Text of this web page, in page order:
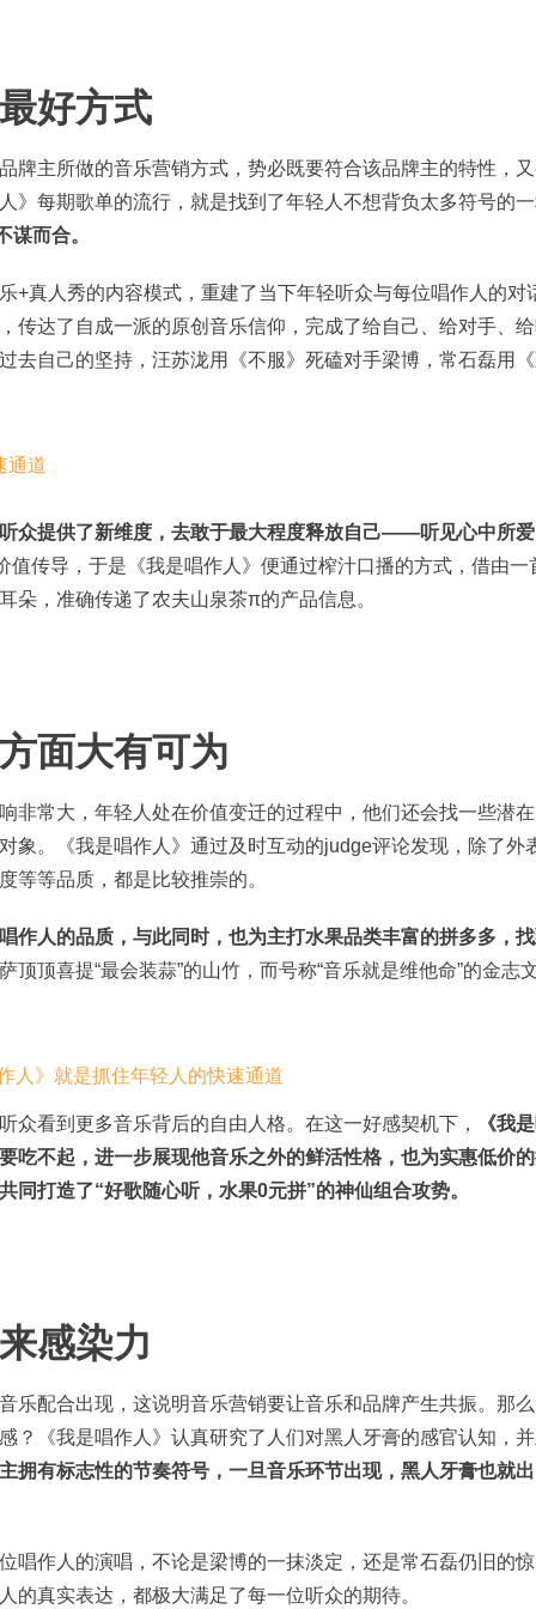
好方式
牌主所做的音乐营销方式，势必既要符合该品牌主的特性，
》每期歌单的流行，就是找到了年轻人不想背负太多符号的
而合。
+真人秀的内容模式，重建了当下年轻听众与每位唱作人的对
传达了自成一派的原创音乐信仰，完成了给自己、给对手、
去自己的坚持，汪苏泷用《不服》死磕对手梁博，常石磊用
众提供了新维度，去敢于最大程度释放自己——听见心中所爱
值传导，于是《我是唱作人》便通过榨汁口播的方式，借由一
朵，准确传递了农夫山泉茶π的产品信息。
面大有可为
非常大，年轻人处在价值变迁的过程中，他们还会找一些潜
象。《我是唱作人》通过及时互动的judge评论发现，除了外
等等品质，都是比较推崇的。
作人的品质，与此同时，也为主打水果品类丰富的拼多多，找
顶顶喜提“最会装蒜”的山竹，而号称“音乐就是维他命”的金志
众看到更多音乐背后的自由人格。在这一好感契机下，
《我
不起，进一步展现他音乐之外的鲜活性格，也为实惠低价
打造了“好歌随心听，水果0元拼”的神仙组合攻势。
感染力
乐配合出现，这说明音乐营销要让音乐和品牌产生共振。那么
？《我是唱作人》认真研究了人们对黑人牙膏的感官认知，并
拥有标志性的节奏符号，一旦音乐环节出现，黑人牙膏也就出
唱作人的演唱，不论是梁博的一抹淡定，还是常石磊仍旧的惊
的真实表达，都极大满足了每一位听众的期待。